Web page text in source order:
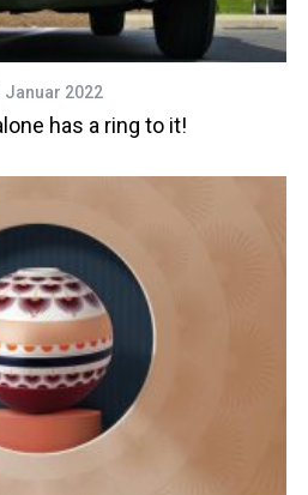
Januar 2022
has a ring to it!